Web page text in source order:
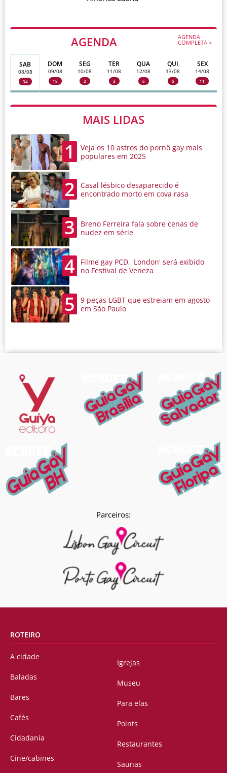
AGENDA AGENDA
COMPLETA >
SAB
08/08
34
DOM
09/08
18
SEG
10/08
2
TER
11/08
3
QUA
12/08
6
QUI
13/08
5
SEX
14/08
11
MAIS LIDAS
1
Veja os 10 astros do pornô gay mais
populares em 2025
2
Casal lésbico desaparecido é
encontrado morto em cova rasa
3
Breno Ferreira fala sobre cenas de
nudez em série
4
Filme gay PCD, 'London' será exibido
no Festival de Veneza
5
9 peças LGBT que estreiam em agosto
em São Paulo
Parceiros:
ROTEIRO
A cidade
Baladas
Bares
Cafés
Cidadania
Cine/cabines
Igrejas
Museu
Para elas
Points
Restaurantes
Saunas